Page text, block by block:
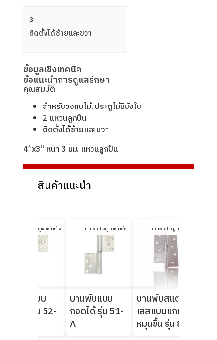
3
ติดตั้งได้ซ้ายและขวา
ข้อมูลเชิงเทคนิค
ข้อแนะนำการดูแลรักษา
คุณสมบัติ
สำหรับวงกบไม้, ประตูไม้มีบังใบ
2 แหวนลูกปืน
ติดตั้งได้ซ้ายและขวา
4”x3” หนา 3 มม. แหวนลูกปืน
สินค้าแนะนำ
บานพับประตูและหน้าต่าง
บานพับแบบ
ถอดได้ รุ่น 52-
บานพับประตูและหน้าต่าง
บานพับแบบ
ถอดได้ รุ่น 51-
A
บานพับประตูและหน้าต่าง
บานพับสแตน
เลสแบบแกน
หมุนขึ้น รุ่น 83